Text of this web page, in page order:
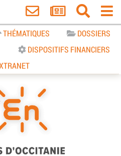
THÉMATIQUES
DOSSIERS
DISPOSITIFS FINANCIERS